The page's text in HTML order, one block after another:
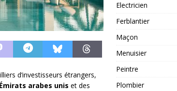
d’investisseurs étrangers,
Émirats arabes unis et des
Electricien
Ferblantier
Maçon
Menuisier
Peintre
Plombier